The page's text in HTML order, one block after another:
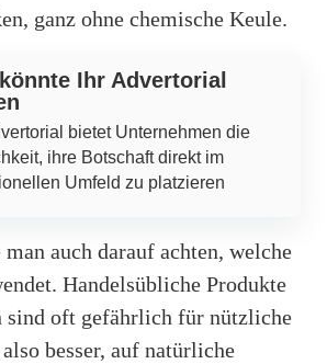
ganz ohne chemische Keule.
Ihr Advertorial
bietet Unternehmen die
ihre Botschaft direkt im
Umfeld zu platzieren
auch darauf achten, welche
Handelsübliche Produkte
sind oft gefährlich für nützliche
besser, auf natürliche